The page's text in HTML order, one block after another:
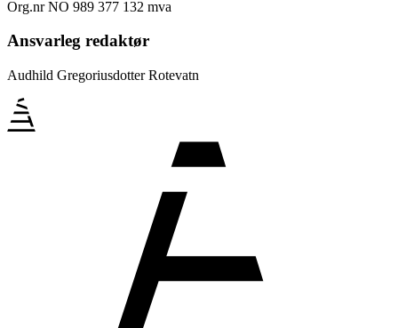
Org.nr NO 989 377 132 mva
Ansvarleg redaktør
Audhild Gregoriusdotter Rotevatn